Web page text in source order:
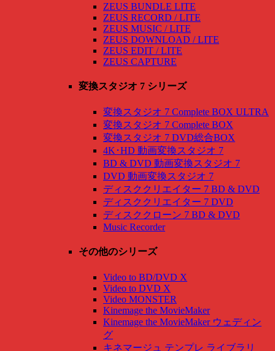
ZEUS BUNDLE LITE
ZEUS RECORD / LITE
ZEUS MUSIC / LITE
ZEUS DOWNLOAD / LITE
ZEUS EDIT / LITE
ZEUS CAPTURE
変換スタジオ 7 シリーズ
変換スタジオ 7 Complete BOX ULTRA
変換スタジオ 7 Complete BOX
変換スタジオ 7 DVD総合BOX
4K･HD 動画変換スタジオ 7
BD & DVD 動画変換スタジオ 7
DVD 動画変換スタジオ 7
ディスククリエイター 7 BD & DVD
ディスククリエイター 7 DVD
ディスククローン 7 BD & DVD
Music Recorder
その他のシリーズ
Video to BD/DVD X
Video to DVD X
Video MONSTER
Kinemage the MovieMaker
Kinemage the MovieMaker ウェディン
グ
キネマージュ テンプレ ライブラリ